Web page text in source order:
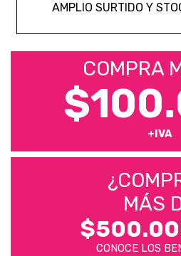
AMPLIO SURTIDO Y
COMPRA
+IVA
MÁS
CONOCE LOS